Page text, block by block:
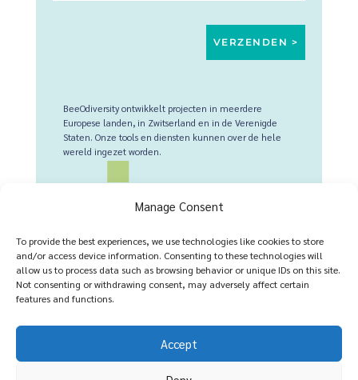
Manage Consent
To provide the best experiences, we use technologies like cookies to store
and/or access device information. Consenting to these technologies will
allow us to process data such as browsing behavior or unique IDs on this site.
Not consenting or withdrawing consent, may adversely affect certain
features and functions.
Accept
BeeOdiversity ontwikkelt projecten in meerdere
Europese landen, in Zwitserland en in de Verenigde
Staten. Onze tools en diensten kunnen over de hele
wereld ingezet worden.
België
Operationeel hoofdkwartier : Chaussée de Namur 143,
1402 Thines, België
Station F - 5 Parvis Alan Turing, Paris 13